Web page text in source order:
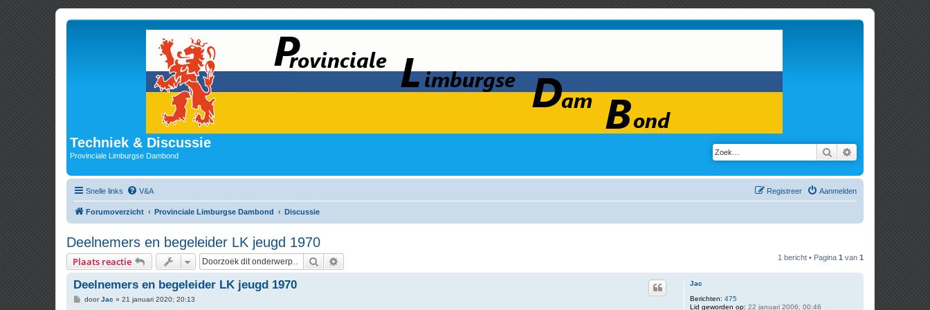
Techniek & Discussie
Provinciale Limburgse Dambond Zoek Uitgebreid zoeken
Snelle links V&A Aanmelden
Registreer
Forumoverzicht Provinciale Limburgse Dambond Discussie
Deelnemers en begeleider LK jeugd 1970
Plaats reactie Zoek 1 bericht • Pagina 1 van 1
Jac
Berichten: 475
Lid geworden op: 22 januari 2006; 00:46
Deelnemers en begeleider LK jeugd 1970
BdoorJac » 21 januari 2020; 20:13